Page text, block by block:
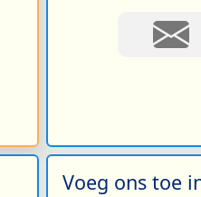
Voeg ons toe